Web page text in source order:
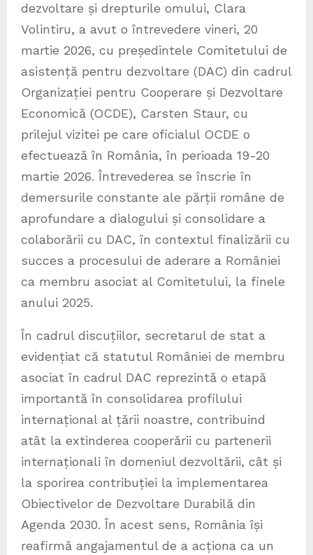
dezvoltare și drepturile omului, Clara
Volintiru, a avut o întrevedere vineri, 20
martie 2026, cu președintele Comitetului de
asistență pentru dezvoltare (DAC) din cadrul
Organizației pentru Cooperare și Dezvoltare
Economică (OCDE), Carsten Staur, cu
prilejul vizitei pe care oficialul OCDE o
efectuează în România, în perioada 19-20
martie 2026. Întrevederea se înscrie în
demersurile constante ale părții române de
aprofundare a dialogului și consolidare a
colaborării cu DAC, în contextul finalizării cu
succes a procesului de aderare a României
ca membru asociat al Comitetului, la finele
anului 2025.
În cadrul discuțiilor, secretarul de stat a
evidențiat că statutul României de membru
asociat în cadrul DAC reprezintă o etapă
importantă în consolidarea profilului
internațional al țării noastre, contribuind
atât la extinderea cooperării cu partenerii
internaționali în domeniul dezvoltării, cât și
la sporirea contribuției la implementarea
Obiectivelor de Dezvoltare Durabilă din
Agenda 2030. În acest sens, România își
reafirmă angajamentul de a acționa ca un